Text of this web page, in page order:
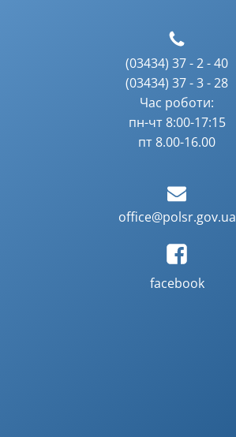
(03434) 37 - 2 - 40
(03434) 37 - 3 - 28
Час роботи:
пн-чт 8:00-17:15
пт 8.00-16.00
office@polsr.gov.ua
facebook